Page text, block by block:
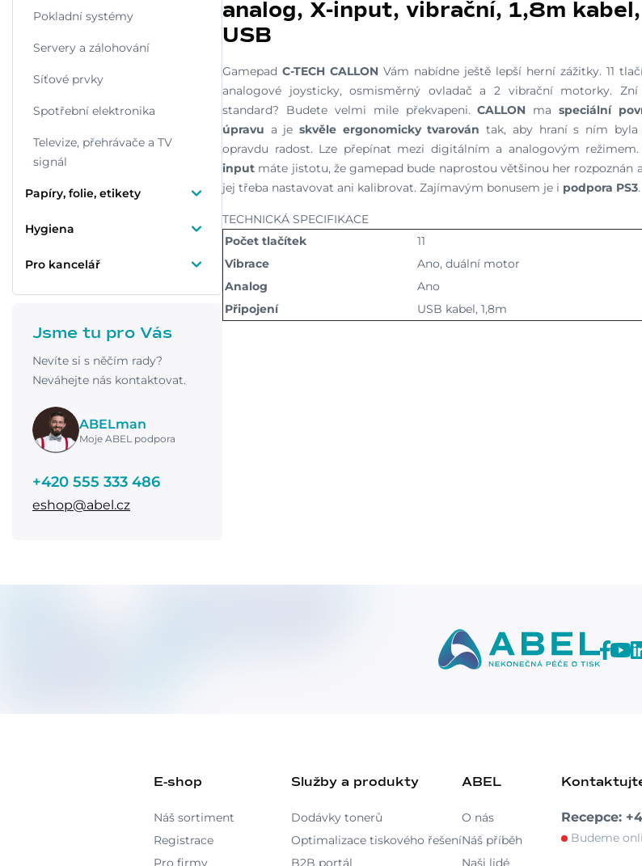
Pokladní systémy
Servery a zálohování
Síťové prvky
Spotřební elektronika
Televize, přehrávače a TV
signál
Papíry, folie, etikety
Hygiena
Pro kancelář
Jsme tu pro Vás
Nevíte si s něčím rady?
Neváhejte nás kontaktovat.
ABELman
Moje ABEL podpora
+420 555 333 486
eshop@abel.cz
analog, X-input, vibrační, 1,8m kabel,
USB
Gamepad C-TECH CALLON Vám nabídne ještě lepší herní zážitky. 11
analogové joysticky, osmisměrný ovladač a 2 vibrační motorky.
standard? Budete velmi mile překvapeni.CALLON maspeciální
úpravu a jeskvěle ergonomicky tvarován tak, aby hraní s ním byla
opravdu radost. Lze přepínat mezi digitálním a analogovým
input máte jistotu, že gamepad bude naprostou většinou her rozpoznán
jej třeba nastavovat ani kalibrovat. Zajímavým bonusem je i podpora PS3.
TECHNICKÁ SPECIFIKACE
Počet tlačítek
11
Vibrace
Ano, duální motor
Analog
Ano
Připojení
USB kabel, 1,8m
E-shop
Náš sortiment
Registrace
Pro firmy
Služby a produkty
Dodávky tonerů
Optimalizace tiskového řešení
B2B portál
ABEL
O nás
Náš příběh
Naši lidé
Recepce:
Budeme